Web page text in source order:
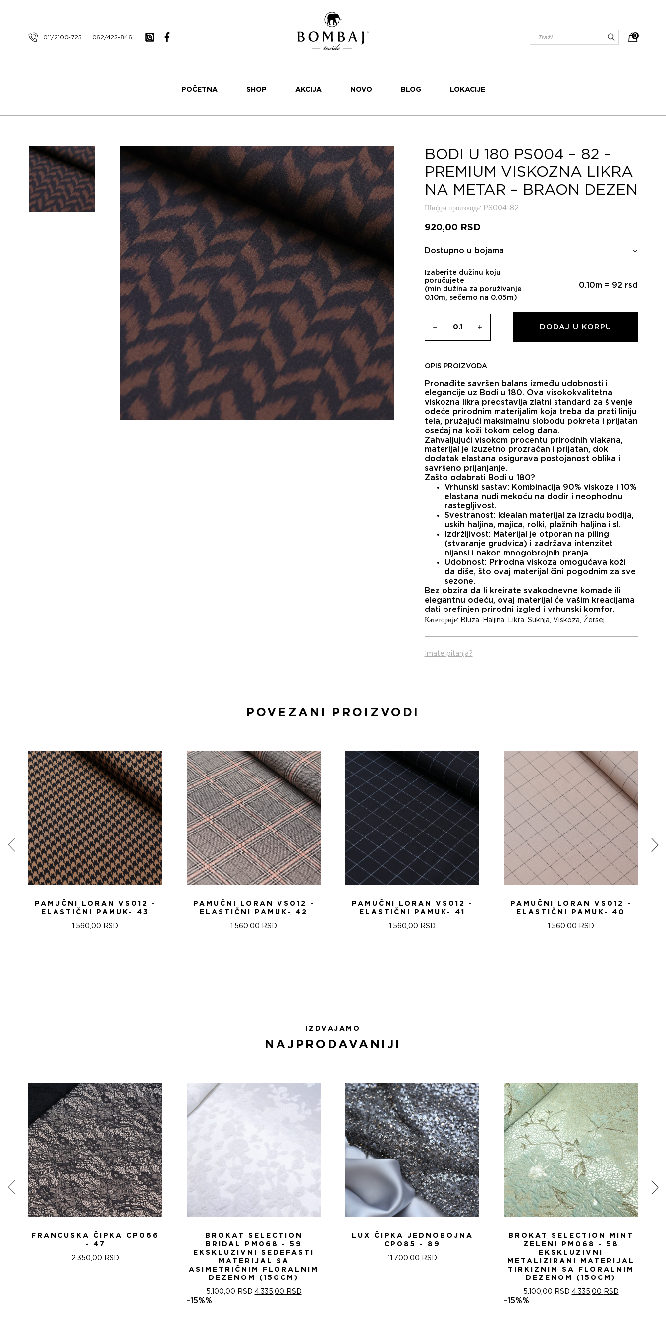
011/2100-725 062/422-846 0
POČETNA SHOP AKCIJA NOVO BLOG LOKACIJE
BODI U 180 PS004 – 82 –
PREMIUM VISKOZNA LIKRA
NA METAR – BRAON DEZEN
Шифра производа: PS004-82
920,00 RSD
Dostupno u bojama
Izaberite dužinu koju
poručujete
(min dužina za poruživanje
0.10m, sečemo na 0.05m)
0.10m = 92 rsd
DODAJ U KORPU
OPIS PROIZVODA
Pronađite savršen balans između udobnosti i
elegancije uz Bodi u 180. Ova visokokvalitetna
viskozna likra predstavlja zlatni standard za šivenje
odeće prirodnim materijalim koja treba da prati liniju
tela, pružajući maksimalnu slobodu pokreta i prijatan
osećaj na koži tokom celog dana.
Zahvaljujući visokom procentu prirodnih vlakana,
materijal je izuzetno prozračan i prijatan, dok
dodatak elastana osigurava postojanost oblika i
savršeno prijanjanje.
Zašto odabrati Bodi u 180?
Vrhunski sastav: Kombinacija 90% viskoze i 10%
elastana nudi mekoću na dodir i neophodnu
rastegljivost.
Svestranost: Idealan materijal za izradu bodija,
uskih haljina, majica, rolki, plažnih haljina i sl.
Izdržljivost: Materijal je otporan na piling
(stvaranje grudvica) i zadržava intenzitet
nijansi i nakon mnogobrojnih pranja.
Udobnost: Prirodna viskoza omogućava koži
da diše, što ovaj materijal čini pogodnim za sve
sezone.
Bez obzira da li kreirate svakodnevne komade ili
elegantnu odeću, ovaj materijal će vašim kreacijama
dati prefinjen prirodni izgled i vrhunski komfor.
Категорије: Bluza, Haljina, Likra, Suknja, Viskoza, Žersej
Imate pitanja?
POVEZANI PROIZVODI
PAMUČNI LORAN VS012 -
ELASTIČNI PAMUK- 43
1.560,00 RSD
PAMUČNI LORAN VS012 -
ELASTIČNI PAMUK- 42
1.560,00 RSD
PAMUČNI LORAN VS012 -
ELASTIČNI PAMUK- 41
1.560,00 RSD
PAMUČNI LORAN VS012 -
ELASTIČNI PAMUK- 40
1.560,00 RSD
IZDVAJAMO
NAJPRODAVANIJI
FRANCUSKA ČIPKA CP066
- 47
2.350,00 RSD
BROKAT SELECTION
BRIDAL PM068 - 59
EKSKLUZIVNI SEDEFASTI
MATERIJAL SA
ASIMETRIČNIM FLORALNIM
DEZENOM (150CM)
5.100,00RSD ОРИГИНАЛНА
4.335,00 RSDТРЕНУТНА
-15%%
LUX ČIPKA JEDNOBOJNA
CP085 - 89
11.700,00 RSD
BROKAT SELECTION MINT
ZELENI PM068 - 58
EKSKLUZIVNI
METALIZIRANI MATERIJAL
TIRKIZNIM SA FLORALNIM
DEZENOM (150CM)
5.100,00RSD ОРИГИНАЛНА
4.335,00 RSDТРЕНУТНА
-15%%